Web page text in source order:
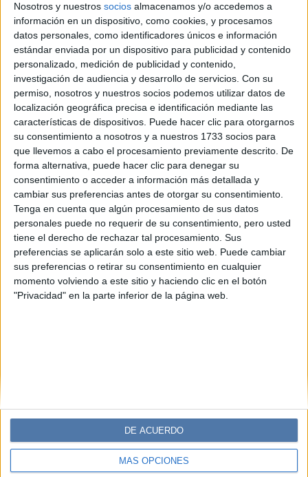
Nosotros y nuestros socios almacenamos y/o accedemos a
información en un dispositivo, como cookies, y procesamos
datos personales, como identificadores únicos e información
estándar enviada por un dispositivo para publicidad y contenido
personalizado, medición de publicidad y contenido,
investigación de audiencia y desarrollo de servicios. Con su
permiso, nosotros y nuestros socios podemos utilizar datos de
localización geográfica precisa e identificación mediante las
características de dispositivos. Puede hacer clic para otorgarnos
su consentimiento a nosotros y a nuestros 1733 socios para
que llevemos a cabo el procesamiento previamente descrito. De
forma alternativa, puede hacer clic para denegar su
consentimiento o acceder a información más detallada y
cambiar sus preferencias antes de otorgar su consentimiento.
Tenga en cuenta que algún procesamiento de sus datos
personales puede no requerir de su consentimiento, pero usted
tiene el derecho de rechazar tal procesamiento. Sus
preferencias se aplicarán solo a este sitio web. Puede cambiar
sus preferencias o retirar su consentimiento en cualquier
momento volviendo a este sitio y haciendo clic en el botón
"Privacidad" en la parte inferior de la página web.
MÁS OPCIONES
DE ACUERDO
HORÓSCOPO12-09-2024 08:12
Horóscopo y Elementos: Descubrí
cómo el Fuego, la Tierra, el Aire y el
Agua influyen en tu personalidad
Los signos del zodíaco se dividen entre los cuatro
elementos principales. Cada uno de ellos representa
diferentes características. Te contamos cómo influyen en
tu personalidad según tu signo.